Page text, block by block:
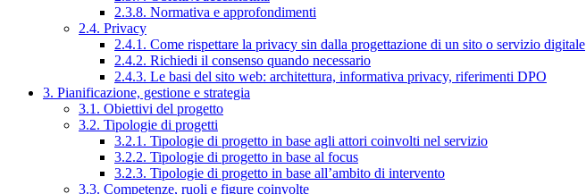
2.3.8. Normativa e approfondimenti
2.4. Privacy
2.4.1. Come rispettare la privacy sin dalla progettazione di un sito o servizio digitale
2.4.2. Richiedi il consenso quando necessario
2.4.3. Le basi del sito web: architettura, informativa privacy, riferimenti DPO
3. Pianificazione, gestione e strategia
3.1. Obiettivi del progetto
3.2. Tipologie di progetti
3.2.1. Tipologie di progetto in base agli attori coinvolti nel servizio
3.2.2. Tipologie di progetto in base al focus
3.2.3. Tipologie di progetto in base all’ambito di intervento
3.3. Competenze, ruoli e figure coinvolte